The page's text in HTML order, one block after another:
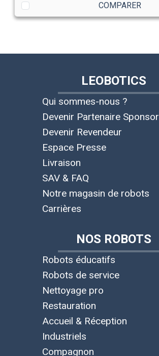
COMPARER
LEOBOTICS
Qui sommes-nous ?
Devenir Partenaire Sponsor
Devenir Revendeur
Espace Presse
Livraison
SAV & FAQ
Notre magasin de robots
Carrières
NOS ROBOTS
Robots éducatifs
Robots de service
Nettoyage pro
Restauration
Accueil & Réception
Industriels
Compagnon